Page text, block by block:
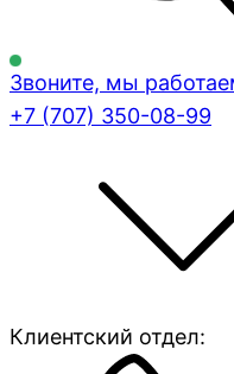
Звоните, мы
+7 (707) 350-08-99
Клиентский отдел: